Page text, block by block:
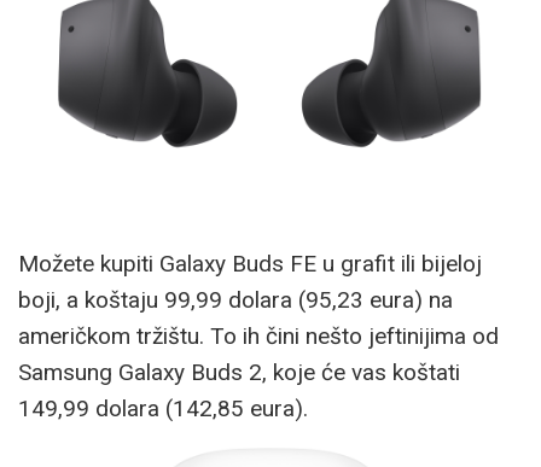
Možete kupiti Galaxy Buds FE u grafit ili bijeloj
boji, a koštaju 99,99 dolara (95,23 eura) na
američkom tržištu. To ih čini nešto jeftinijima od
Samsung Galaxy Buds 2, koje će vas koštati
149,99 dolara (142,85 eura).